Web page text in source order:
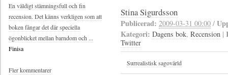
Stina Sigurdsson
Publicerad: 2009-03-31 00:00 /
Kategori: Dagens bok, Recension |
Twitter
Surrealistisk sagovärld
En väldigt stämningsfull och fin
recension. Det känns verkligen som att
boken fångar det där speciella
ögonblicket mellan barndom och ...
Finisa
Fler kommentarer